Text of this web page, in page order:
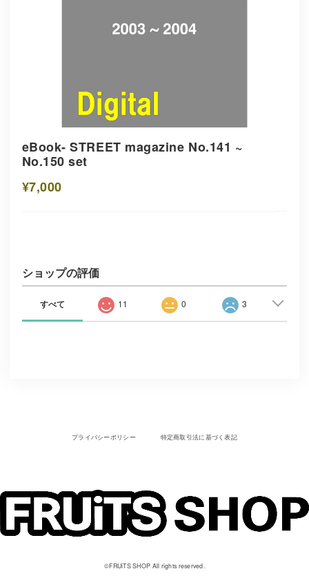
eBook- STREET magazine No.141 ~
No.150 set
¥7,000
ショップの評価
すべて 11 0 3
プライバシーポリシー 特定商取引法に基づく表記
©︎FRUiTS SHOP All rights reserved.